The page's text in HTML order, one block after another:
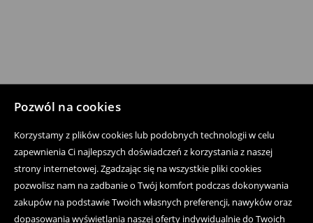
Pozwól na cookies
Korzystamy z plików cookies lub podobnych technologii w celu
zapewnienia Ci najlepszych doświadczeń z korzystania z naszej
strony internetowej. Zgadzając się na wszystkie pliki cookies
pozwolisz nam na zadbanie o Twój komfort podczas dokonywania
zakupów na podstawie Twoich własnych preferencji, nawyków oraz
dopasowania wyświetlania naszej oferty indywidualnie do Twoich